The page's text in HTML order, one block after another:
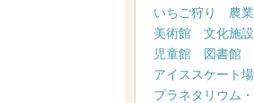
いちご狩り
農
美術館
文化施設
児童館
図書館
アイススケート場
プラネタリウム